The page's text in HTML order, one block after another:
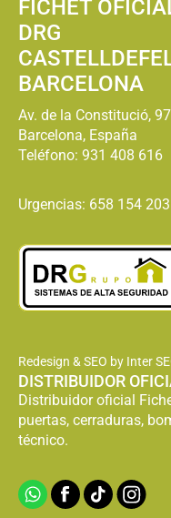
FICHET
DRG
BARCELONA
Av. de la Constitució,
Barcelona, España
Teléfono: 931 408 616
Urgencias: 658 154 203
Redesign & SEO by Inter
DISTRIBUIDOR
Distribuidor oficial
puertas, cerraduras,
técnico.